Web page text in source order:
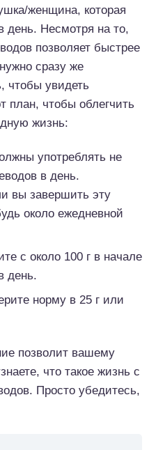
женщина, которая
день. Несмотря на то,
позволяет быстрее
сразу же
чтобы увидеть
план, чтобы облегчить
жизнь:
употреблять не
в день.
вы завершить эту
около ежедневной
с около 100 г в начале
день.
норму в 25 г или
позволит вашему
что такое жизнь с
Просто убедитесь,